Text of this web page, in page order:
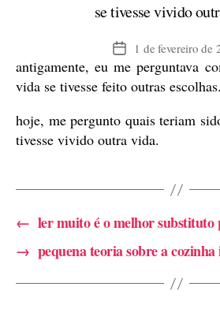
se tivesse vivido
Data
de
publicação
1 de fevereiro de
antigamente, eu me perguntava
vida se tivesse feito outras escolhas.
hoje, me pergunto quais teriam
tivesse vivido outra vida.
← ler muito é o melhor substituto
→ pequena teoria sobre a